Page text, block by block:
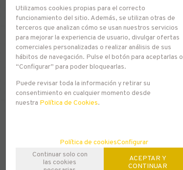
Belgian Blonde 7º
Familias relacionadas
Europa
Utilizamos cookies propias para el correcto
funcionamiento del sitio. Además, se utilizan otras de
terceros que analizan cómo se usan nuestros servicios
para mejorar la experiencia de usuario, divulgar ofertas
comerciales personalizadas o realizar análisis de sus
hábitos de navegación. Pulse el botón para aceptarlas o
“Configurar” para poder bloquearlas.
Puede revisar toda la información y retirar su
consentimiento en cualquier momento desde
nuestra Política de Cookies.
Política de cookiesConfigurar
Continuar solo con
las cookies
ACEPTAR Y
CONTINUAR